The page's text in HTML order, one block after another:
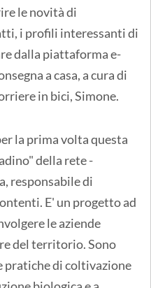
le novità di
i profili interessanti di
dalla piattaforma e-
a casa, a cura di
in bici, Simone.
la prima volta questa
della rete -
responsabile di
E' un progetto ad
le aziende
del territorio. Sono
pratiche di coltivazione